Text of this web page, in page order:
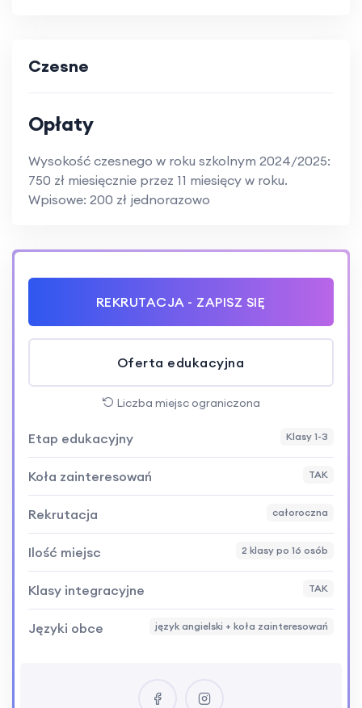
Czesne
Opłaty
Wysokość czesnego w roku szkolnym 2024/2025:
750 zł miesięcznie przez 11 miesięcy w roku.
Wpisowe: 200 zł jednorazowo
REKRUTACJA - ZAPISZ SIĘ
Oferta edukacyjna
Liczba miejsc ograniczona
Etap edukacyjny Klasy 1-3
Koła zainteresowań TAK
Rekrutacja całoroczna
Ilość miejsc 2 klasy po 16 osób
Klasy integracyjne TAK
Języki obce język angielski + koła zainteresowań